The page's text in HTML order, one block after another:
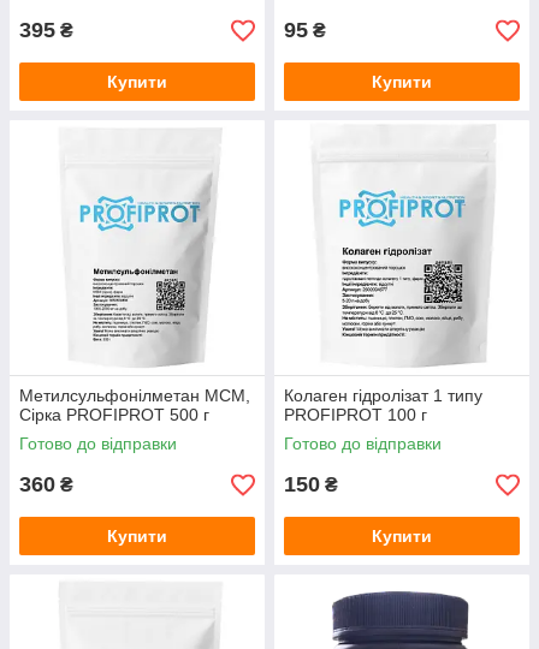
395 ₴
Купити
95 ₴
Купити
Метилсульфонілметан МСМ,
Сірка PROFIPROT 500 г
Готово до відправки
360 ₴
Купити
Колаген гідролізат 1 типу
PROFIPROT 100 г
Готово до відправки
150 ₴
Купити